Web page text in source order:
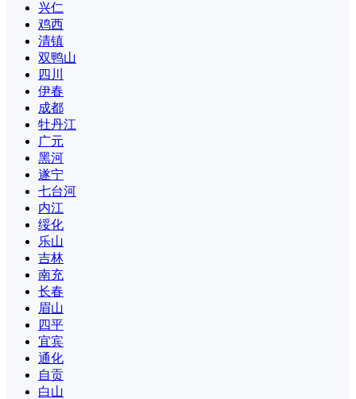
兴仁
鸡西
清镇
双鸭山
四川
伊春
成都
牡丹江
广元
黑河
遂宁
七台河
内江
绥化
乐山
吉林
南充
长春
眉山
四平
宜宾
通化
自贡
白山